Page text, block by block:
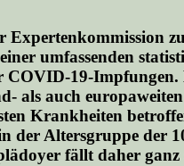
umfassenden
COVID-19-Impfungen.
als auch
Krankheiten
der Altersgruppe
fällt daher ganz